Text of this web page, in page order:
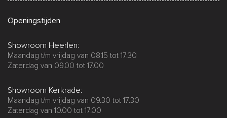
Openingstijden
Showroom Heerlen:
Maandag t/m vrijdag van 08.15 tot 17.30
Zaterdag van 09.00 tot 17.00
Showroom Kerkrade:
Maandag t/m vrijdag van 09.30 tot 17.30
Zaterdag van 10.00 tot 17.00